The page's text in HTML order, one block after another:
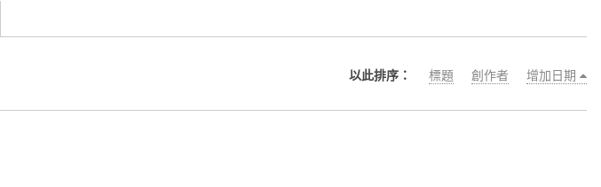
以此排序： 標題 創作者 增加日期